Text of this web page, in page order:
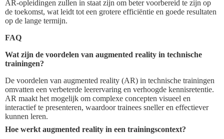
AR-opleidingen zullen in staat zijn om beter voorbereid te zijn op
de toekomst, wat leidt tot een grotere efficiëntie en goede resultaten
op de lange termijn.
FAQ
Wat zijn de voordelen van augmented reality in technische
trainingen?
De voordelen van augmented reality (AR) in technische trainingen
omvatten een verbeterde leerervaring en verhoogde kennisretentie.
AR maakt het mogelijk om complexe concepten visueel en
interactief te presenteren, waardoor trainees sneller en effectiever
kunnen leren.
Hoe werkt augmented reality in een trainingscontext?